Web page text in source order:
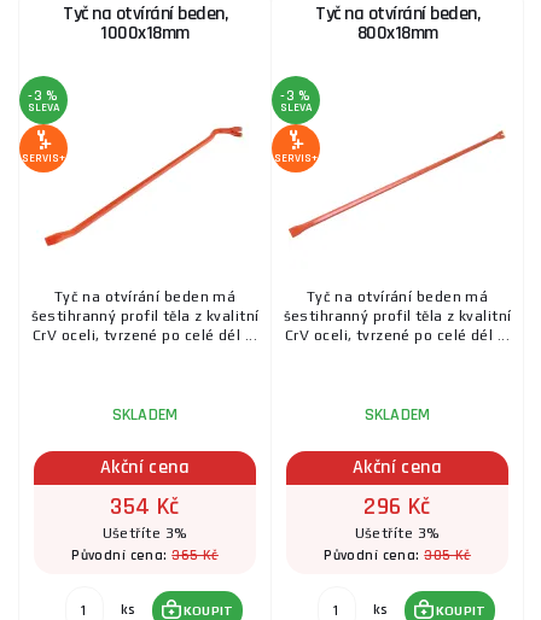
Tyč na otvírání beden,
1000x18mm
-3 %
SLEVA
SERVIS+
Tyč na otvírání beden má
šestihranný profil těla z kvalitní
CrV oceli, tvrzené po celé dél ...
SKLADEM
Akční cena
354 Kč
Ušetříte 3%
Původní cena:365 Kč
ks KOUPIT
Tyč na otvírání beden,
800x18mm
-3 %
SLEVA
SERVIS+
Tyč na otvírání beden má
šestihranný profil těla z kvalitní
CrV oceli, tvrzené po celé dél ...
SKLADEM
Akční cena
296 Kč
Ušetříte 3%
Původní cena:305 Kč
ks KOUPIT